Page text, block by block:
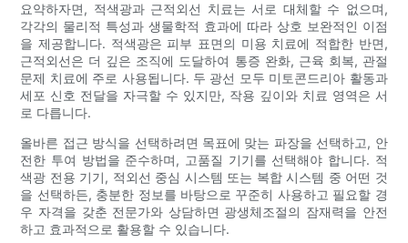
요약하자면, 적색광과 근적외선 치료는 서로 대체할 수 없으며,
각각의 물리적 특성과 생물학적 효과에 따라 상호 보완적인 이점
을 제공합니다. 적색광은 피부 표면의 미용 치료에 적합한 반면,
근적외선은 더 깊은 조직에 도달하여 통증 완화, 근육 회복, 관절
문제 치료에 주로 사용됩니다. 두 광선 모두 미토콘드리아 활동과
세포 신호 전달을 자극할 수 있지만, 작용 깊이와 치료 영역은 서
로 다릅니다.
올바른 접근 방식을 선택하려면 목표에 맞는 파장을 선택하고, 안
전한 투여 방법을 준수하며, 고품질 기기를 선택해야 합니다. 적
색광 전용 기기, 적외선 중심 시스템 또는 복합 시스템 중 어떤 것
을 선택하든, 충분한 정보를 바탕으로 꾸준히 사용하고 필요할 경
우 자격을 갖춘 전문가와 상담하면 광생체조절의 잠재력을 안전
하고 효과적으로 활용할 수 있습니다.